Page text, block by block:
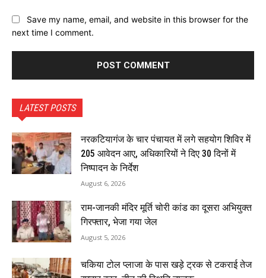
Save my name, email, and website in this browser for the
next time I comment.
LATEST POSTS
नरकटियागंज के चार पंचायत में लगे सहयोग शिविर में
205 आवेदन आए, अधिकारियों ने दिए 30 दिनों में
निष्पादन के निर्देश
August 6, 2026
राम-जानकी मंदिर मूर्ति चोरी कांड का दूसरा अभियुक्त
गिरफ्तार, भेजा गया जेल
August 5, 2026
चकिया टोल प्लाजा के पास खड़े ट्रक से टकराई तेज